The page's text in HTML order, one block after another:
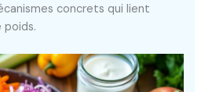
concrets qui lient